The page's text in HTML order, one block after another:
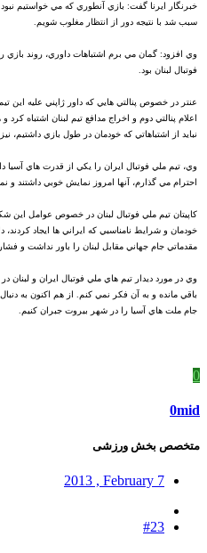
خبرنگار ايرنا گفت: بازي آنطوري که مي خواستيم
سبب شد با نتيجه دور از انتظار مغلوب شويم.
وي افزود: گمان مي برم اشتباهات داوري، روند بازي
فوتبال لبنان بود.
عنتر در خصوص پنالتي هايي که داور ژاپني عليه اين
اعلام پنالتي دوم و اخراج مدافع تيم لبنان اشتباه
نبايد از اشتباهاتي که خودمان در طول بازي داشتيم، نيز
وي، تيم ملي فوتبال ايران را يکي از قدرت هاي
احترام مي گذارم، آنها امروز نمايش خوبي داشتند و
کاپيتان تيم ملي فوتبال لبنان در خصوص عوامل
خودمان و شرايط نامناسبي که ايراني ها ايجاد
مقدماتي جام جهاني مقابل لبنان را باور نداشت و فشار
وي در مورد ديدار تيم هاي ملي فوتبال ايران و
باقي مانده و به آن فکر نمي کنم. از هم اکنون به
جام ملت هاي آسيا را در شهر بيروت جبران کنيم.
0
0mid
متخصص بخش ورزشی
2013 , February 7
#23